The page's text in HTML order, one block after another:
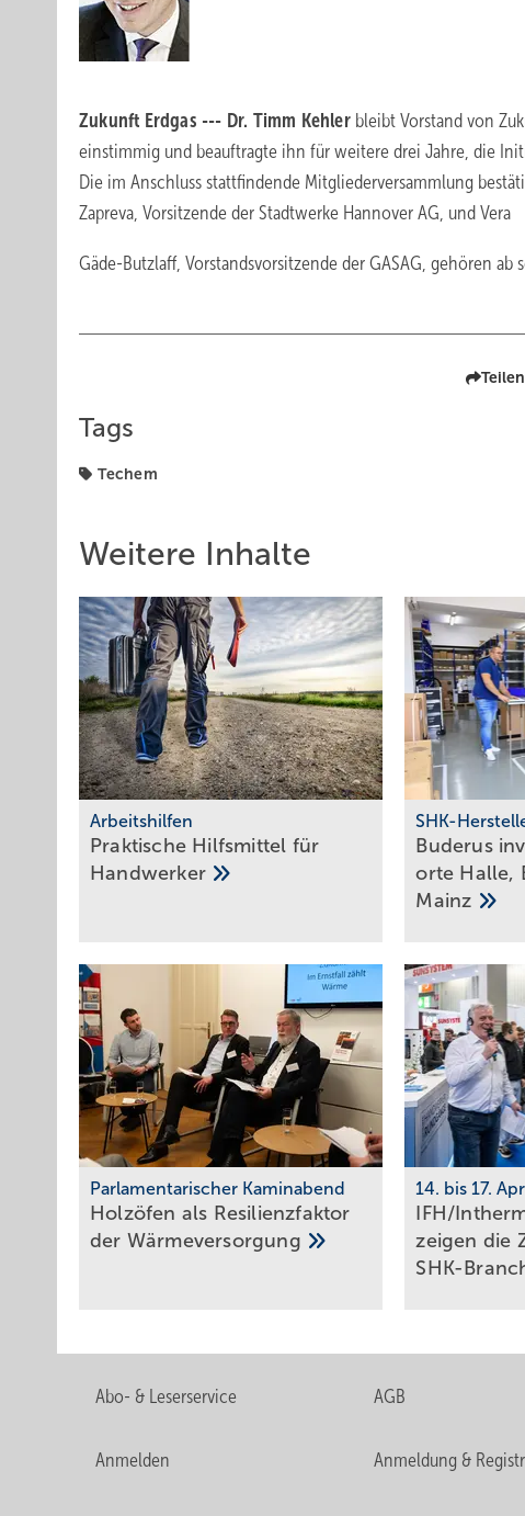
Zukunft Erdgas --- Dr. Timm Kehler bleibt Vorstand von
einstimmig und beauftragte ihn für weitere drei Jahre, die
Die im Anschluss stattfindende Mitgliederversammlung
Zapreva, Vorsitzende der Stadtwerke Hannover AG, und Vera
Gäde-Butzlaff, Vorstandsvorsitzende der GASAG, gehören
Teilen
Tags
Techem
Weitere Inhalte
Arbeitshilfen
Praktische Hilfs­mittel für
Hand­werker
SHK-
Buderus
orte Halle,
Mainz
Parlamentarischer Kaminabend
Holzöfen als Resilienz­fak­tor
der Wärme­ver­sor­gung
14. bis 17.
IFH/
zei­gen die
SHK-
Abo- & Leserservice AGB
Anmelden Anmeldung &